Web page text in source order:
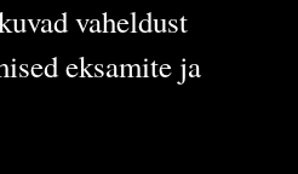
vaheldust
eksamite ja